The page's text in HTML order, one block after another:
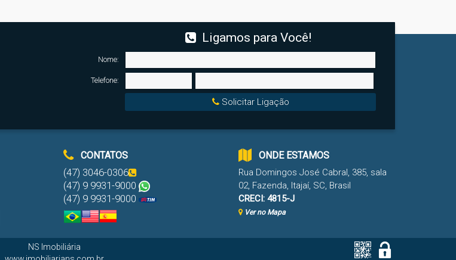
Ligamos para Você!
Nome:
Telefone:
Solicitar Ligação
CONTATOS
(47) 3046-0306
(47) 9 9931-9000
(47) 9 9931-9000
ONDE ESTAMOS
Rua Domingos José Cabral, 385, sala
02, Fazenda, Itajaí, SC, Brasil
CRECI: 4815-J
Ver no Mapa
NS Imobiliária